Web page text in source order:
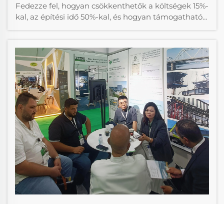
Fedezze fel, hogyan csökkenthetők a költségek 15%-
kal, az építési idő 50%-kal, és hogyan támogatható a
eredményeket, és gyorsabban növelje kapacitását.
További információ.